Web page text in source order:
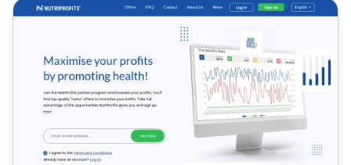
NutriProfits Affiliate Programma